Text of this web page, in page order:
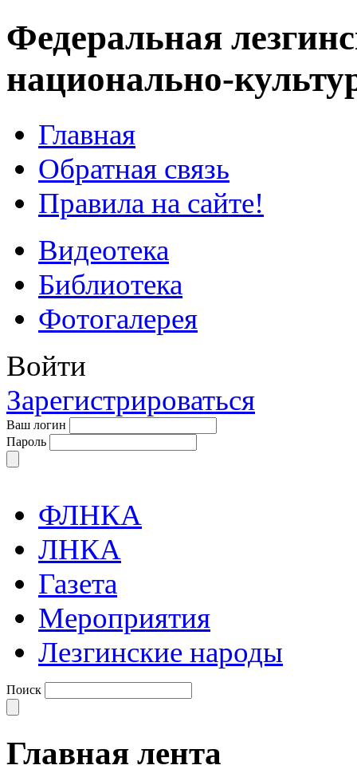
Федеральная
национально-
Главная
Обратная связь
Правила на сайте!
Видеотека
Библиотека
Фотогалерея
Войти
Зарегистрироваться
Ваш логин
Пароль
ФЛНКА
ЛНКА
Газета
Мероприятия
Лезгинские народы
Поиск
Главная лента